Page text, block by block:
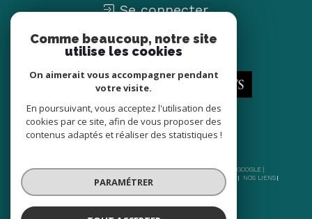
Se connecter
Nous
ADHÉRONS
© 2026 | TOUS DROITS RÉSERVÉS | TRADUCTION POWERED BY GOOGLE |
PLAN DU SITE MENTIONS LÉGALES ADMIN
NOS LIENS
POLITIQUE RGPD
Comme beaucoup, notre site
utilise les cookies
On aimerait vous accompagner pendant
votre visite.
En poursuivant, vous acceptez l'utilisation des
cookies par ce site, afin de vous proposer des
contenus adaptés et réaliser des statistiques !
PARAMÉTRER